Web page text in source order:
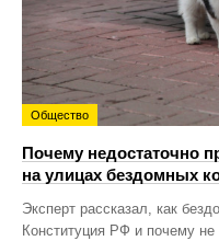
Общество
Почему недостаточно
на улицах бездомных
Эксперт рассказал, как
Конституция РФ и почему